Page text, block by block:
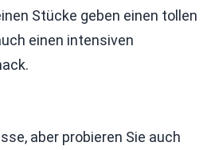
Stücke geben einen tollen
einen intensiven
aber probieren Sie auch